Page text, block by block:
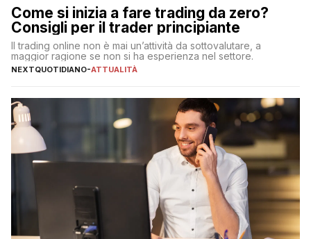
Come si inizia a fare trading da zero?
Consigli per il trader principiante
Il trading online non è mai un’attività da sottovalutare, a
maggior ragione se non si ha esperienza nel settore.
NEXTQUOTIDIANO-ATTUALITÀ